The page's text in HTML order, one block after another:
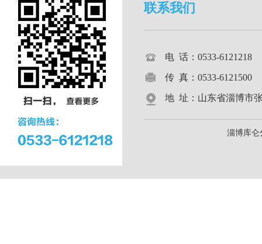
联系我们
电 话：0533-
传 真：0533-6121500
地 址：山东省淄博市
淄博库